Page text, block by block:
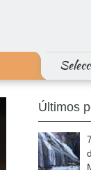
Últimos